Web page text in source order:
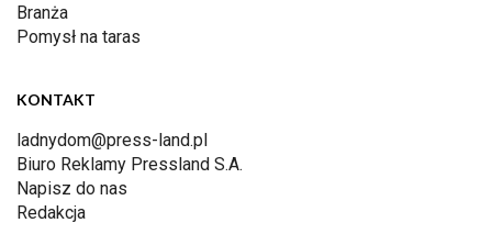
Branża
Pomysł na taras
KONTAKT
ladnydom@press-land.pl
Biuro Reklamy Pressland S.A.
Napisz do nas
Redakcja